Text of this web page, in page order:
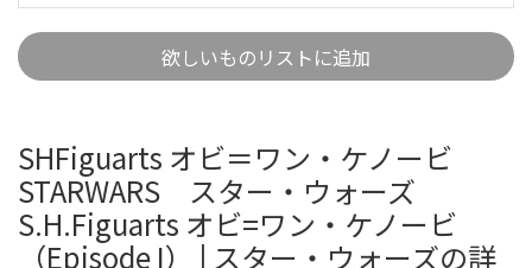
欲しいものリストに追加
SHFiguarts オビ＝ワン・ケノービ
STARWARS スター・ウォーズ
S.H.Figuarts オビ=ワン・ケノービ
（Episode I） | スター・ウォーズの詳